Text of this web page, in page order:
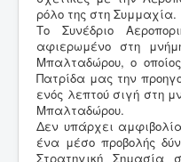
ρόλο της στη Συμμαχία.
Το Συνέδριο
αφιερωμένο στη
Μπαλταδώρου, ο
Πατρίδα μας την
ενός λεπτού σιγή στη
Μπαλταδώρου.
Δεν υπάρχει
ένα μέσο προβολής
Στρατηγική Σημασία